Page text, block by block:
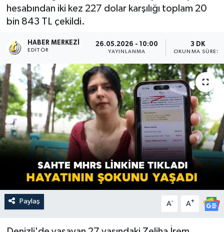
hesabından iki kez 227 dolar karşılığı toplam 20
bin 843 TL çekildi.
HABER MERKEZI
EDITÖR
26.05.2026 - 10:00
YAYINLANMA
3 DK
OKUNMA SÜRESI
Paylaş A- A+